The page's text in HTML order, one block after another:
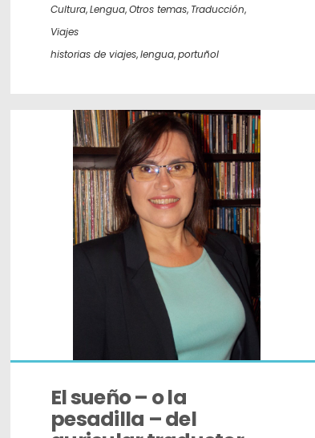
Cultura,Lengua,Otros temas, Traducción,
Viajes
historias de viajes,lengua,portuñol
El sueño – o la
pesadilla – del